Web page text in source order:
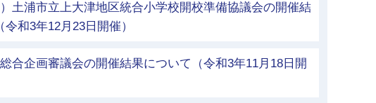
土浦市立上大津地区統合小学校開校準備協議会の開催結
和3年12月23日開催）
合企画審議会の開催結果について（令和3年11月18日開